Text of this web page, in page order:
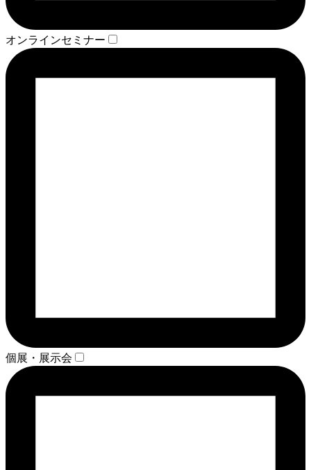
オンラインセミナー
個展・展示会